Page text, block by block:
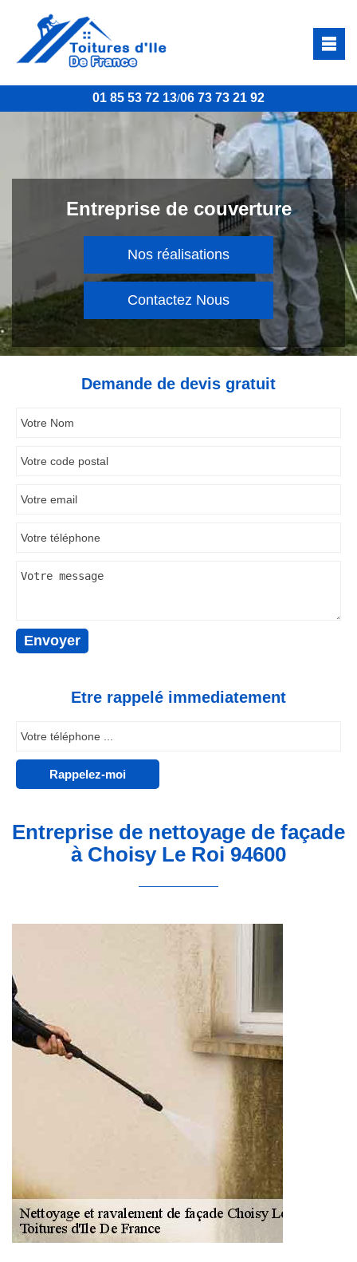
01 85 53 72 13/06 73 73 21 92
Entreprise de couverture
Nos réalisations
Contactez Nous
Demande de devis gratuit
Etre rappelé immediatement
Entreprise de nettoyage de façade
à Choisy Le Roi 94600